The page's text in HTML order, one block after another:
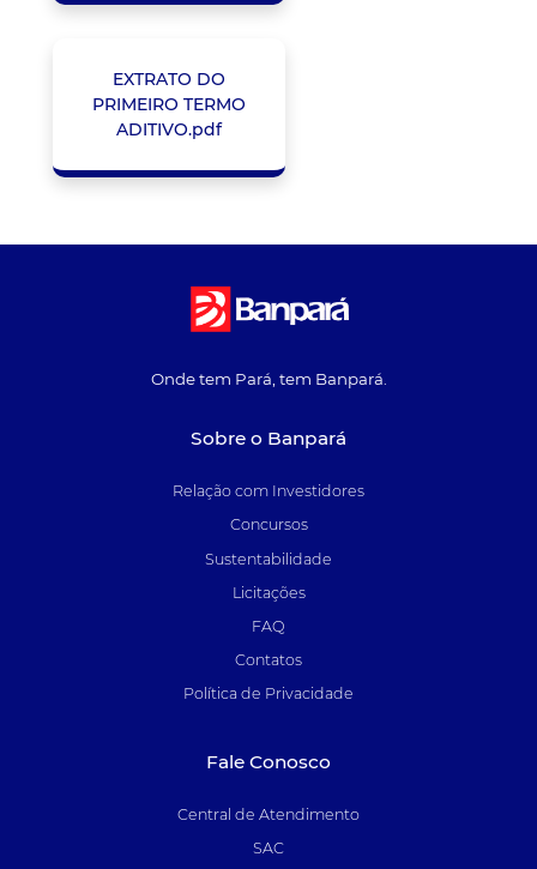
EXTRATO DO
PRIMEIRO TERMO
ADITIVO.pdf
Onde tem Pará, tem Banpará.
Sobre o Banpará
Relação com Investidores
Concursos
Sustentabilidade
Licitações
FAQ
Contatos
Política de Privacidade
Fale Conosco
Central de Atendimento
SAC